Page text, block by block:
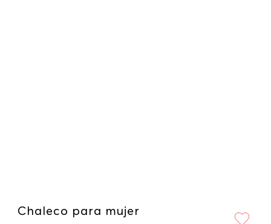
Chaleco para mujer